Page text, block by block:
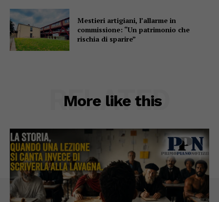
Mestieri artigiani, l’allarme in
commissione: “Un patrimonio che
rischia di sparire”
More like this
RELATED